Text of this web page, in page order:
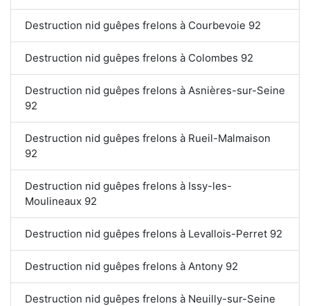
Destruction nid guêpes frelons à Courbevoie 92
Destruction nid guêpes frelons à Colombes 92
Destruction nid guêpes frelons à Asnières-sur-Seine
92
Destruction nid guêpes frelons à Rueil-Malmaison
92
Destruction nid guêpes frelons à Issy-les-
Moulineaux 92
Destruction nid guêpes frelons à Levallois-Perret 92
Destruction nid guêpes frelons à Antony 92
Destruction nid guêpes frelons à Neuilly-sur-Seine